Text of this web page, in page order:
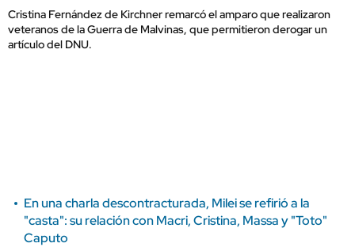
Cristina Fernández de Kirchner remarcó el amparo que realizaron
veteranos de la Guerra de Malvinas, que permitieron derogar un
artículo del DNU.
En una charla descontracturada, Milei se refirió a la
"casta": su relación con Macri, Cristina, Massa y "Toto"
Caputo